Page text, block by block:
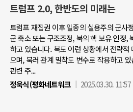
트럼프 2.0, 한반도의 미래는
트럼프 재집권 이후 일종의 실용주의 군사
군 축소 또는 구조조정, 북의 핵 보유 인정,
하고 있습니다. 북도 이런 상황에서 전략적
으며, 북러 관계 밀착도 변수로 작용하고
관련 주...
정욱식(평화네트워크
2025.03.30. 11:57